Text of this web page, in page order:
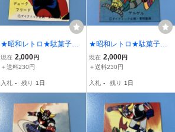
★昭和レトロ★駄菓子屋
★天田 第2弾 UFOロボ
グレンダイザー ミニカー
現在 2,000円
＋送料230円
入札 - 残り 1日
★昭和レトロ★駄菓子屋
★天田 第2弾 UFOロボ
グレンダイザー ミニカー
現在 2,000円
＋送料230円
入札 - 残り 1日